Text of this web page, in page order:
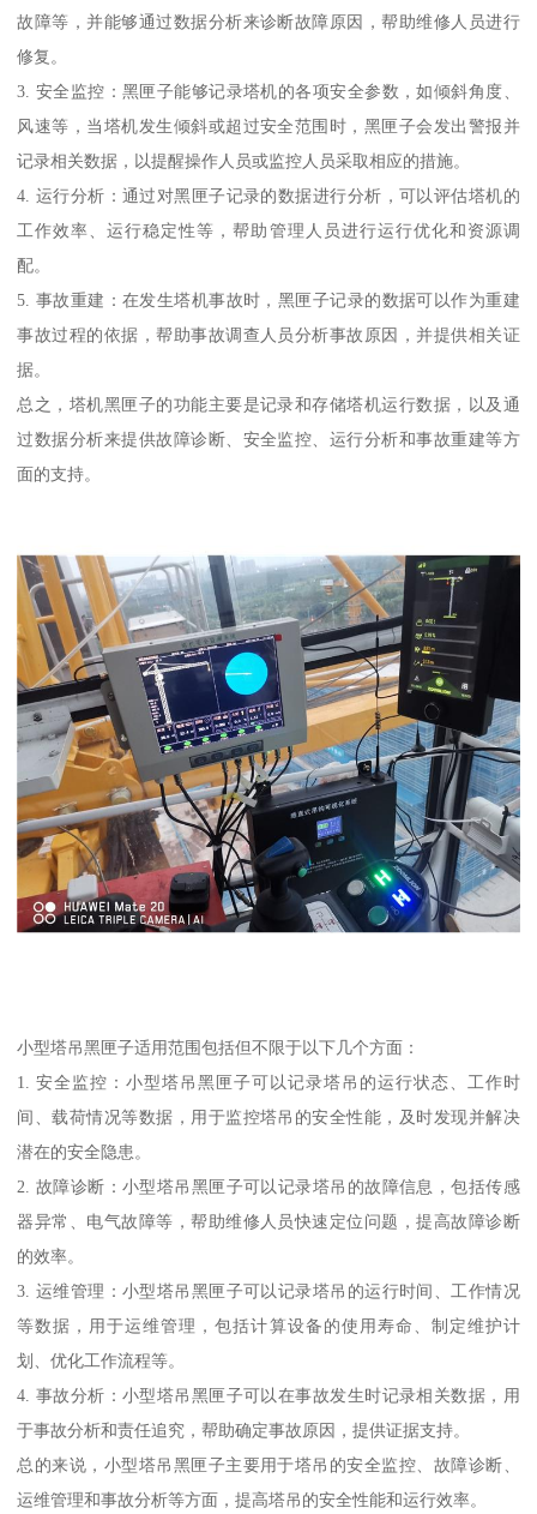
故障等，并能够通过数据分析来诊断故障原因，帮助维修人员进行
修复。
3. 安全监控：黑匣子能够记录塔机的各项安全参数，如倾斜角度、
风速等，当塔机发生倾斜或超过安全范围时，黑匣子会发出警报并
记录相关数据，以提醒操作人员或监控人员采取相应的措施。
4. 运行分析：通过对黑匣子记录的数据进行分析，可以评估塔机的
工作效率、运行稳定性等，帮助管理人员进行运行优化和资源调
配。
5. 事故重建：在发生塔机事故时，黑匣子记录的数据可以作为重建
事故过程的依据，帮助事故调查人员分析事故原因，并提供相关证
据。
总之，塔机黑匣子的功能主要是记录和存储塔机运行数据，以及通
过数据分析来提供故障诊断、安全监控、运行分析和事故重建等方
面的支持。
小型塔吊黑匣子适用范围包括但不限于以下几个方面：
1. 安全监控：小型塔吊黑匣子可以记录塔吊的运行状态、工作时
间、载荷情况等数据，用于监控塔吊的安全性能，及时发现并解决
潜在的安全隐患。
2. 故障诊断：小型塔吊黑匣子可以记录塔吊的故障信息，包括传感
器异常、电气故障等，帮助维修人员快速定位问题，提高故障诊断
的效率。
3. 运维管理：小型塔吊黑匣子可以记录塔吊的运行时间、工作情况
等数据，用于运维管理，包括计算设备的使用寿命、制定维护计
划、优化工作流程等。
4. 事故分析：小型塔吊黑匣子可以在事故发生时记录相关数据，用
于事故分析和责任追究，帮助确定事故原因，提供证据支持。
总的来说，小型塔吊黑匣子主要用于塔吊的安全监控、故障诊断、
运维管理和事故分析等方面，提高塔吊的安全性能和运行效率。